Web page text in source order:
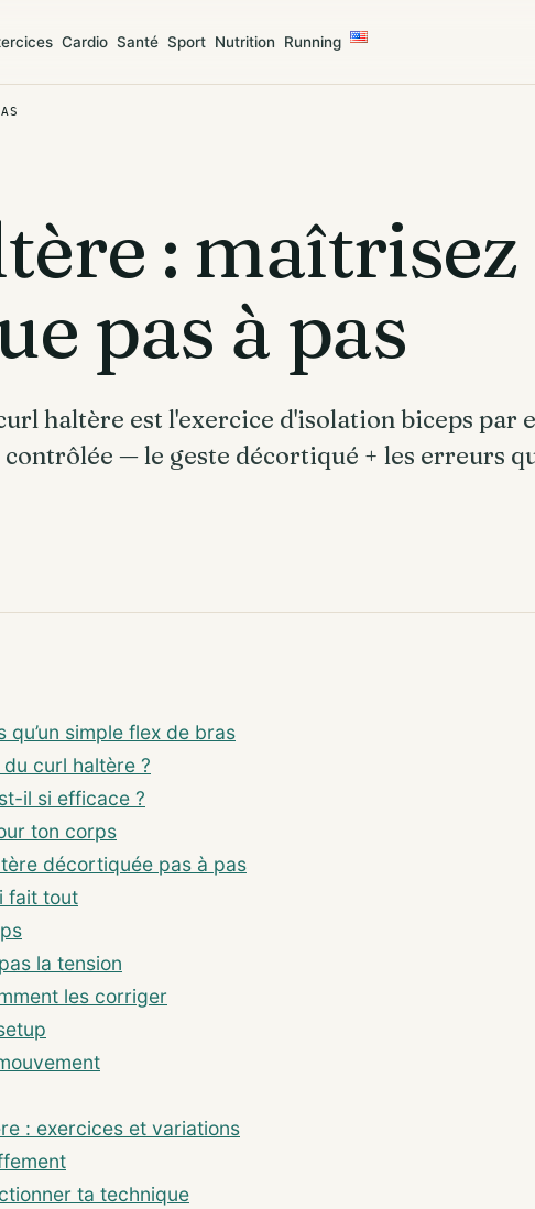
Cardio Santé Sport Nutrition Running
: maîtrisez
pas à pas
haltère est l'exercice d'isolation biceps par
— le geste décortiqué + les erreurs
simple flex de bras
du curl haltère ?
il si efficace ?
ton corps
décortiquée pas à pas
fait tout
la tension
les corriger
: exercices et variations
ta technique